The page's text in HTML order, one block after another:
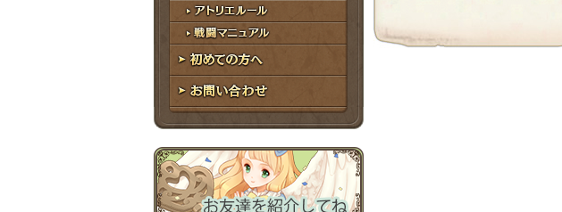
シナリオルール
アトリエルール
戦闘マニュアル
初めての方へ
お問い合わせ